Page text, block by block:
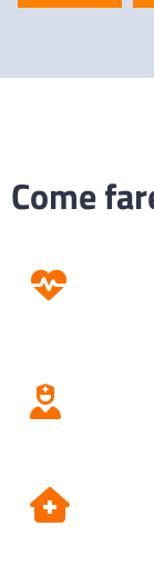
Come